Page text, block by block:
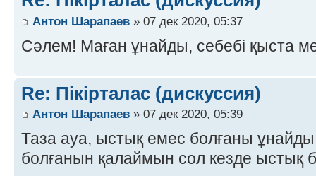
Антон Шарапаев » 07 дек 2020, 05:37
Сәлем! Маған ұнайды, себебі қыста
Re: Пікірталас (дискуссия)
Антон Шарапаев » 07 дек 2020, 05:39
Таза ауа, ыстық емес болғаны
болғанын қалаймын сол кезде ыстық